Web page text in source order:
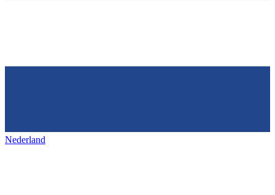
Nederland